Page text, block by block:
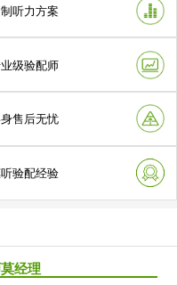
听力方案
级验配师
售后无忧
验配经验
经理